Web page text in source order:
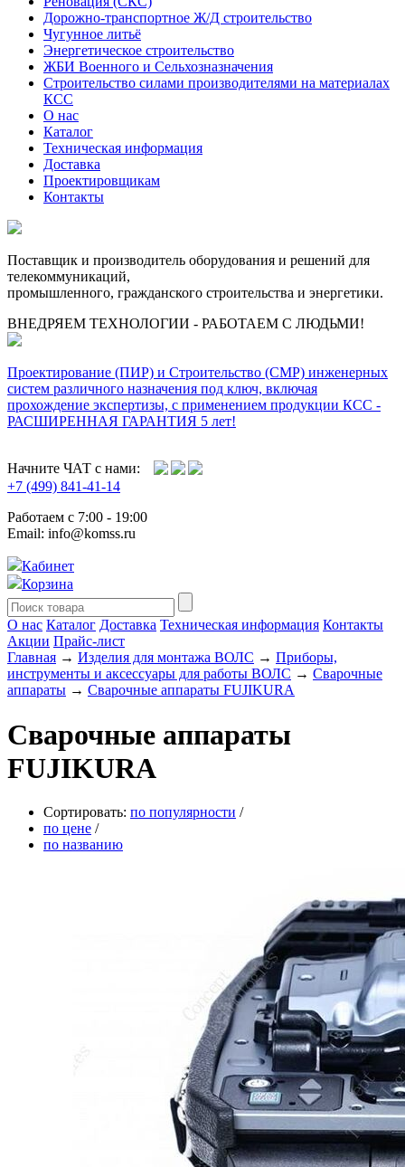
Дорожно-транспортное Ж/Д строительство
Чугунное литьё
Энергетическое строительство
ЖБИ Военного и Сельхозназначения
Строительство силами производителями на материалах
КСС
О нас
Каталог
Техническая информация
Доставка
Проектировщикам
Контакты
Поставщик и производитель оборудования и решений для
телекоммуникаций,
промышленного, гражданского строительства и энергетики.
ВНЕДРЯЕМ ТЕХНОЛОГИИ - РАБОТАЕМ С ЛЮДЬМИ!
Проектирование (ПИР) и Cтроительство (СМР) инженерных
систем различного назначения под ключ, включая
прохождение экспертизы, с применением продукции КСС -
РАСШИРЕННАЯ ГАРАНТИЯ 5 лет!
Начните ЧАТ с нами:
+7 (499) 841-41-14
Работаем с 7:00 - 19:00
Email: info@komss.ru
Кабинет
Корзина
О нас Каталог Доставка Техническая информация Контакты
Акции Прайс-лист
Главная → Изделия для монтажа ВОЛС → Приборы,
инструменты и аксессуары для работы ВОЛС → Сварочные
аппараты → Сварочные аппараты FUJIKURA
Сварочные аппараты
FUJIKURA
Сортировать: по популярности /
по цене /
по названию